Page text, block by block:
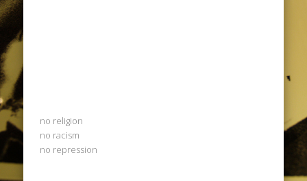
no religion
no racism
no repression